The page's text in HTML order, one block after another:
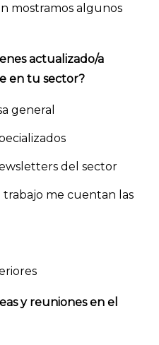
mostramos algunos
actualizado/a
en tu sector?
general
del sector
trabajo me cuentan las
y reuniones en el